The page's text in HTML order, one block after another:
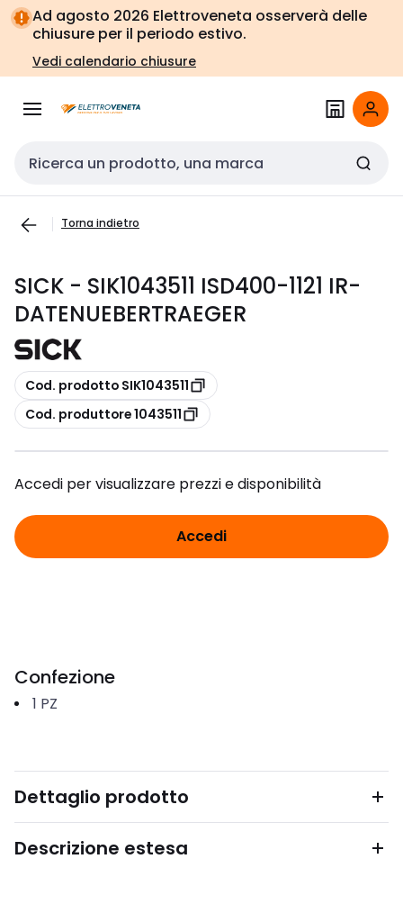
Vai alla
navigazione
Vai
alla
pagina
Ad agosto 2026 Elettroveneta osserverà delle
chiusure per il periodo estivo.
Vedi calendario chiusure
Cerca input
Torna indietro
SICK - SIK1043511 ISD400-1121 IR-
DATENUEBERTRAEGER
copia
Cod. prodotto SIK1043511
copia
Cod. produttore 1043511
Accedi per visualizzare prezzi e disponibilità
Accedi
Confezione
1 PZ
Dettaglio prodotto
Descrizione estesa